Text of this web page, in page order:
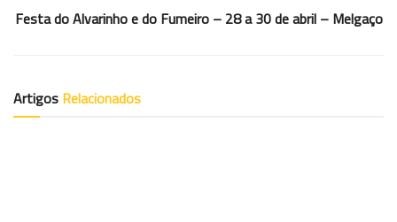
Festa do Alvarinho e do Fumeiro – 28 a 30 de abril – Melgaço
Artigos Relacionados